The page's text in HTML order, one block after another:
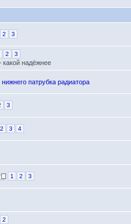
2 3
2 3
надёжнее
патрубка радиатора
3
2 3 4
1 2 3
2